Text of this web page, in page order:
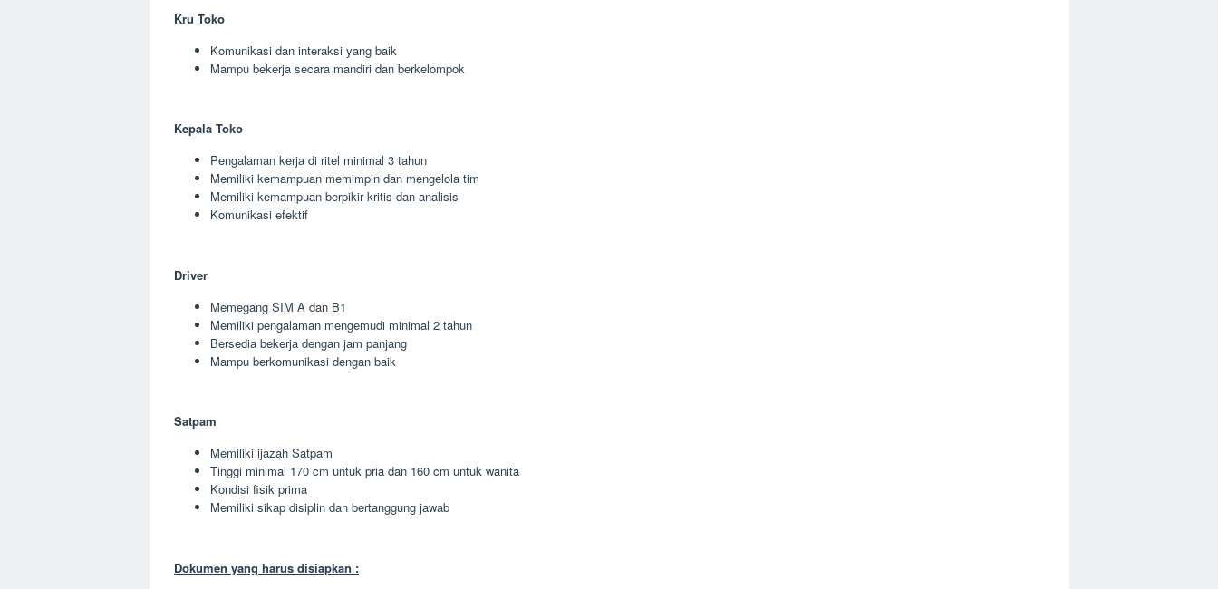
Kru Toko
Komunikasi dan interaksi yang baik
Mampu bekerja secara mandiri dan berkelompok
Kepala Toko
Pengalaman kerja di ritel minimal 3 tahun
Memiliki kemampuan memimpin dan mengelola tim
Memiliki kemampuan berpikir kritis dan analisis
Komunikasi efektif
Driver
Memegang SIM A dan B1
Memiliki pengalaman mengemudi minimal 2 tahun
Bersedia bekerja dengan jam panjang
Mampu berkomunikasi dengan baik
Satpam
Memiliki ijazah Satpam
Tinggi minimal 170 cm untuk pria dan 160 cm untuk wanita
Kondisi fisik prima
Memiliki sikap disiplin dan bertanggung jawab
Dokumen yang harus disiapkan :